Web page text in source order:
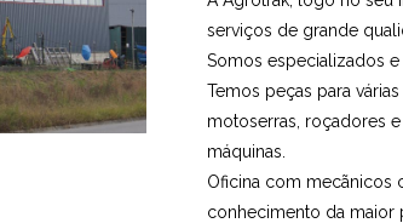
serviços de grande
Somos especializados e
Temos peças para
motoserras, roçadores
máquinas.
Oficina com mecãnicos
conhecimento da maior